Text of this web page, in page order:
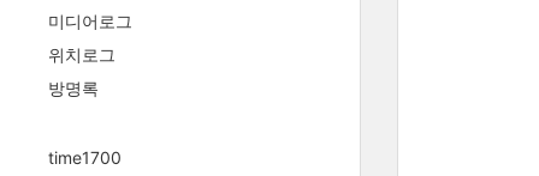
미디어로그
위치로그
방명록
time1700